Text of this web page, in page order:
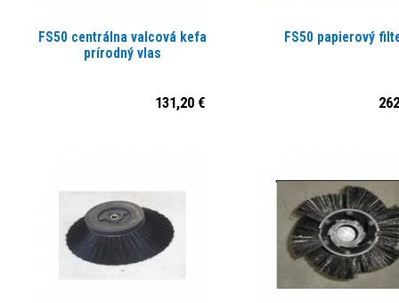
FS50 centrálna valcová kefa
prírodný vlas
131,20 €
FS50 papierový